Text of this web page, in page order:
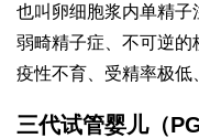
也叫卵细胞浆内单精
弱畸精子症、不可逆
疫性不育、受精率极低
三代试管婴儿（